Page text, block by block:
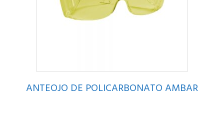
ANTEOJO DE POLICARBONATO AMBAR